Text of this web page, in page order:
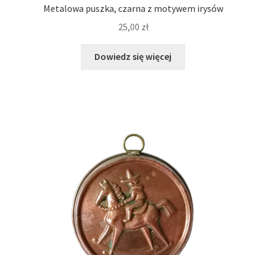
Metalowa puszka, czarna z motywem irysów
25,00 zł
Dowiedz się więcej